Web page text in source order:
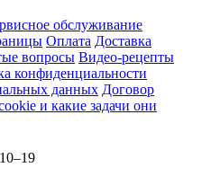
обслуживание
Оплата Доставка
вопросы Видео-рецепты
конфиденциальности
данных Договор
и какие задачи они
10–19